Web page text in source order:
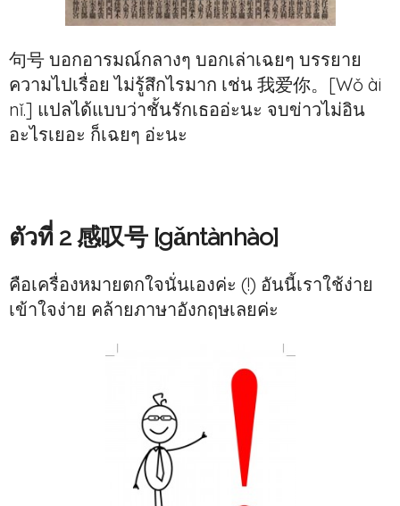
句号 บอกอารมณ์กลางๆ บอกเล่าเฉยๆ บรรยาย
ความไปเรื่อย ไม่รู้สึกไรมาก เช่น 我爱你。[Wǒ ài
nǐ.] แปลได้แบบว่าชั้นรักเธออ่ะนะ จบข่าวไม่อิน
อะไรเยอะ ก็เฉยๆ อ่ะนะ
ตัวที่ 2 感叹号 [gǎntànhào]
คือเครื่องหมายตกใจนั่นเองค่ะ (!) อันนี้เราใช้ง่าย
เข้าใจง่าย คล้ายภาษาอังกฤษเลยค่ะ